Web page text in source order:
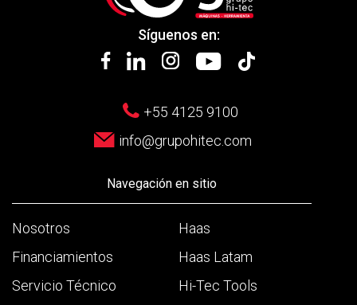
Síguenos en:
+55 4125 9100
info@grupohitec.com
Navegación en sitio
Nosotros
Financiamientos
Servicio Técnico
Haas
Haas Latam
Hi-Tec Tools